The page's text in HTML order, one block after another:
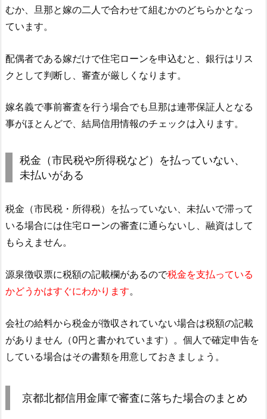
むか、旦那と嫁の二人で合わせて組むかのどちらかとなっ
ています。
配偶者である嫁だけで住宅ローンを申込むと、銀行はリス
クとして判断し、審査が厳しくなります。
嫁名義で事前審査を行う場合でも旦那は連帯保証人となる
事がほとんどで、結局信用情報のチェックは入ります。
税金（市民税や所得税など）を払っていない、
未払いがある
税金（市民税・所得税）を払っていない、未払いで滞って
いる場合には住宅ローンの審査に通らないし、融資はして
もらえません。
源泉徴収票に税額の記載欄があるので税金を支払っている
かどうかはすぐにわかります。
会社の給料から税金が徴収されていない場合は税額の記載
がありません（0円と書かれています）。個人で確定申告を
している場合はその書類を用意しておきましょう。
京都北都信用金庫で審査に落ちた場合のまとめ